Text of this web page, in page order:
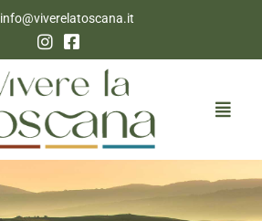
info@viverelatoscana.it